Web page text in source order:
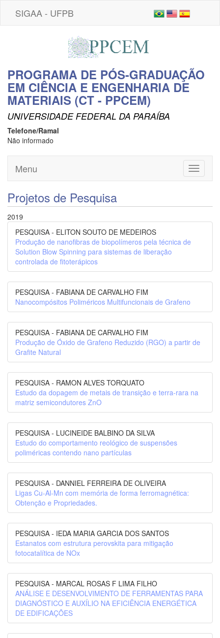
SIGAA - UFPB
PROGRAMA DE PÓS-GRADUAÇÃO
EM CIÊNCIA E ENGENHARIA DE
MATERIAIS (CT - PPCEM)
UNIVERSIDADE FEDERAL DA PARAÍBA
Telefone/Ramal
Não informado
Toggle
Menu
Projetos de Pesquisa
2019
PESQUISA - ELITON SOUTO DE MEDEIROS
Produção de nanofibras de biopolímeros pela técnica de
Solution Blow Spinning para sistemas de liberação
controlada de fitoterápicos
PESQUISA - FABIANA DE CARVALHO FIM
Nanocompósitos Poliméricos Multifuncionais de Grafeno
PESQUISA - FABIANA DE CARVALHO FIM
Produção de Óxido de Grafeno Reduzido (RGO) a partir de
Grafite Natural
PESQUISA - RAMON ALVES TORQUATO
Estudo da dopagem de metais de transição e terra-rara na
matriz semicondutores ZnO
PESQUISA - LUCINEIDE BALBINO DA SILVA
Estudo do comportamento reológico de suspensões
poliméricas contendo nano partículas
PESQUISA - DANNIEL FERREIRA DE OLIVEIRA
Ligas Cu-Al-Mn com memória de forma ferromagnética:
Obtenção e Propriedades.
PESQUISA - IEDA MARIA GARCIA DOS SANTOS
Estanatos com estrutura perovskita para mitigação
fotocatalítica de NOx
PESQUISA - MARCAL ROSAS F LIMA FILHO
ANÁLISE E DESENVOLVIMENTO DE FERRAMENTAS PARA
DIAGNÓSTICO E AUXÍLIO NA EFICIÊNCIA ENERGÉTICA
DE EDIFICAÇÕES